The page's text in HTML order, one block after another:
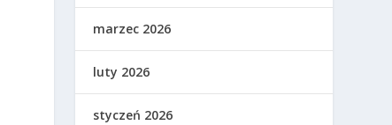
marzec 2026
luty 2026
styczeń 2026